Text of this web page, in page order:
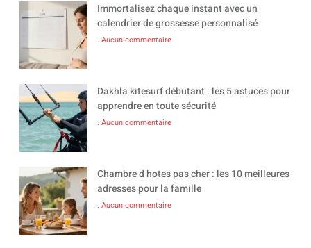
Immortalisez chaque instant avec un
calendrier de grossesse personnalisé
Aucun commentaire
Dakhla kitesurf débutant : les 5 astuces pour
apprendre en toute sécurité
Aucun commentaire
Chambre d hotes pas cher : les 10 meilleures
adresses pour la famille
Aucun commentaire